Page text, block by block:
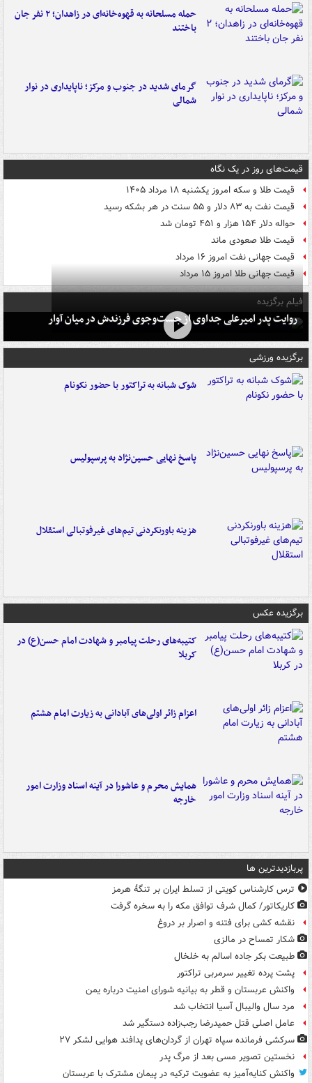
حمله مسلحانه به قهوه‌خانه‌ای در زاهدان؛ ۲ نفر جان
باختند
گرمای شدید در جنوب و مرکز؛ ناپایداری در نوار
شمالی
قیمت‌های روز در یک نگاه
قیمت طلا و سکه امروز یکشنبه ۱۸ مرداد ۱۴۰۵
قیمت نفت به ۸۳ دلار و ۵۵ سنت در هر بشکه رسید
حواله دلار ۱۵۴ هزار و ۴۵۱ تومان شد
قیمت طلا صعودی ماند
قیمت جهانی نفت امروز ۱۶ مرداد
قیمت جهانی طلا امروز ۱۵ مرداد
فیلم برگزیده
روایت پدر امیرعلی جداوی از جست‌وجوی فرزندش در میان آوار
برگزیده ورزشی
شوک شبانه به تراکتور با حضور نکونام
پاسخ نهایی حسین‌نژاد به پرسپولیس
هزینه باورنکردنی تیم‌های غیرفوتبالی استقلال
برگزیده عکس
کتیبه‌های رحلت پیامبر و شهادت امام حسن(ع) در
کربلا
اعزام زائر اولی‌های آبادانی به زیارت امام هشتم
همایش محرم و عاشورا در آینه اسناد وزارت امور
خارجه
پربازدیدترین ها
ترس کارشناس کویتی از تسلط ایران بر تنگۀ هرمز
کاریکاتور/ کمال شرف توافق مکه را به سخره گرفت
نقشه کشی برای فتنه و اصرار بر دروغ
شکار تمساح در مالزی
طبیعت بکر جاده اسالم به خلخال
پشت پرده تغییر سرمربی تراکتور
واکنش عربستان و قطر به بیانیه شورای امنیت درباره یمن
مرد سال والیبال آسیا انتخاب شد
عامل اصلی قتل حمیدرضا رجب‌زاده دستگیر شد
سرکشی فرمانده سپاه تهران از گردان‌های پدافند هوایی لشکر ۲۷
نخستین تصویر مسی بعد از مرگ پدر
واکنش کنایه‌آمیز به عضویت ترکیه در پیمان مشترک با عربستان